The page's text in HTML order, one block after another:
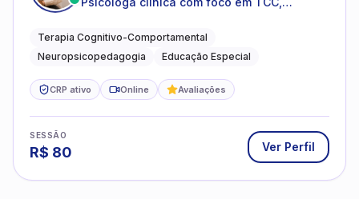
do neurodesenvolvimento.
Terapia Cognitivo-Comportamental
Neuropsicopedagogia
Educação Especial
CRP ativo Online Avaliações
SESSÃO
R$ 80 Ver Perfil